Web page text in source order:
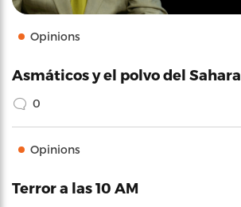
Opinions
Asmáticos y el polvo del Sahara
0
Opinions
Terror a las 10 AM